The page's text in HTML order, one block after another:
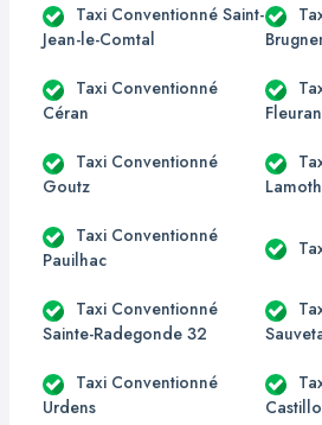
Taxi Conventionné Saint-
Jean-le-Comtal
Taxi Conventionné
Céran
Taxi Conventionné
Goutz
Taxi Conventionné
Pauilhac
Taxi Conventionné
Sainte-Radegonde 32
Taxi Conventionné
Urdens